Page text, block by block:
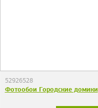
52926528
Фотообои Городские домики